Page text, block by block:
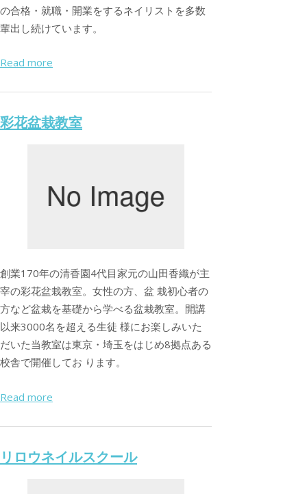
の合格・就職・開業をするネイリストを多数
輩出し続けています。
Read more
彩花盆栽教室
創業170年の清香園4代目家元の山田香織が主
宰の彩花盆栽教室。女性の方、盆 栽初心者の
方など盆栽を基礎から学べる盆栽教室。開講
以来3000名を超える生徒 様にお楽しみいた
だいた当教室は東京・埼玉をはじめ8拠点ある
校舎で開催してお ります。
Read more
リロウネイルスクール